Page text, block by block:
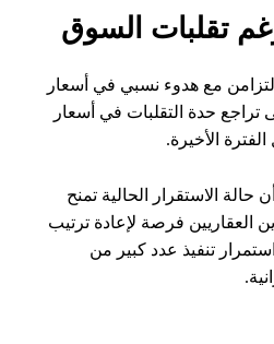
تقلبات السوق
مع هدوء نسبي في أسعار
تراجع حدة التقلبات في أسعار
الأخيرة.
الاستقرار الحالية تمنح
العقاريين فرصة لإعادة ترتيب
تنفيذ عدد كبير من